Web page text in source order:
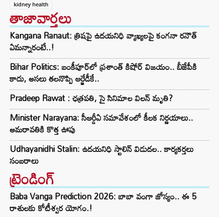
kidney health
తాజావార్తలు
Kangana Ranaut: త్రిషపై ఉదయనిధి వ్యాఖ్యలపై కంగనా రనౌత్
ఏమన్నారంటే..!
Bihar Politics: బంకీపూర్‌లో ప్రశాంత్ కిషోర్ విజయం.. బీజేపీకి
కాదు, అసలు తలనొప్పి ఆర్జేడీకే..
Pradeep Rawat : ఛత్రపతి, సై సినిమాల విలన్ మృతి?
Minister Narayana: సీఆర్డీఏ సమావేశంలో కీలక నిర్ణయాలు..
అమరావతికి కొత్త ఊపు
Udhayanidhi Stalin: ఉదయనిధి స్టాలిన్ విడుదల.. కార్యకర్తలు
సంబరాలు
ట్రెండింగ్‌
Baba Vanga Prediction 2026: బాబా వంగా జోస్యం.. ఈ 5
రాశులకు కోటీశ్వర యోగం.!